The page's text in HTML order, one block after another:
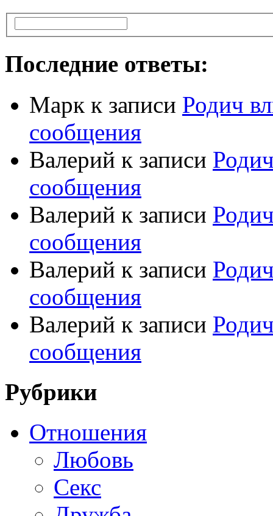
Последние ответы:
Марк к записи Родич
сообщения
Валерий к записи
сообщения
Валерий к записи
сообщения
Валерий к записи
сообщения
Валерий к записи
сообщения
Рубрики
Отношения
Любовь
Секс